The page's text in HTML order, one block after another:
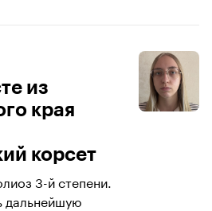
из
края
корсет
3-й степени.
дальнейшую